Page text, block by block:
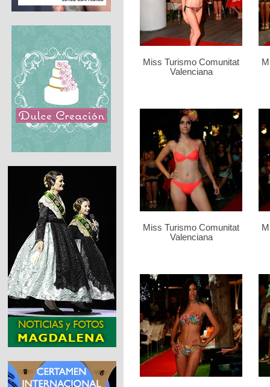
Miss Turismo Comunitat
Valenciana
Miss Turismo Comunitat
Valenciana